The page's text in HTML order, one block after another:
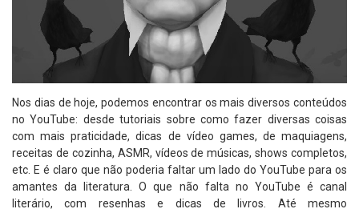
Nos dias de hoje, podemos encontrar os mais diversos conteúdos
no YouTube: desde tutoriais sobre como fazer diversas coisas
com mais praticidade, dicas de vídeo games, de maquiagens,
receitas de cozinha, ASMR, vídeos de músicas, shows completos,
etc. E é claro que não poderia faltar um lado do YouTube para os
amantes da literatura. O que não falta no YouTube é canal
literário, com resenhas e dicas de livros. Até mesmo